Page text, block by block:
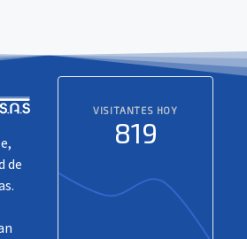
de
VISITANTES HOY
819